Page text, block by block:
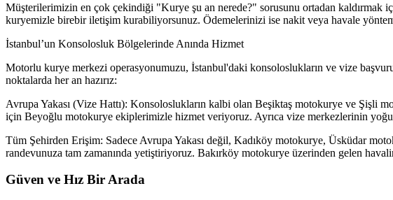
Müşterilerimizin en çok çekindiği "Kurye şu an nerede?" sorusunu ortadan kaldırmak
kuryemizle birebir iletişim kurabiliyorsunuz. Ödemelerinizi ise nakit veya havale
İstanbul’un Konsolosluk Bölgelerinde Anında Hizmet
Motorlu kurye merkezi operasyonumuzu, İstanbul'daki konsoloslukların ve vize
noktalarda her an hazırız:
Avrupa Yakası (Vize Hattı): Konsoloslukların kalbi olan Beşiktaş motokurye ve Şişli
için Beyoğlu motokurye ekiplerimizle hizmet veriyoruz. Ayrıca vize merkezlerinin
Tüm Şehirden Erişim: Sadece Avrupa Yakası değil, Kadıköy motokurye, Üsküdar
randevunuza tam zamanında yetiştiriyoruz. Bakırköy motokurye üzerinden gelen
Güven ve Hız Bir Arada